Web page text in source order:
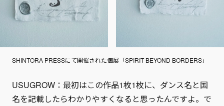
SHINTORA PRESSにて開催された個展「SPIRIT BEYOND BORDERS」
USUGROW：最初はこの作品1枚1枚に、ダンス名と国
名を記載したらわかりやすくなると思ったんですよ。で